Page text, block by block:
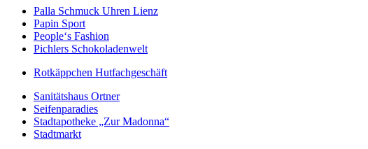
Palla Schmuck Uhren Lienz
Papin Sport
People‘s Fashion
Pichlers Schokoladenwelt
Rotkäppchen Hutfachgeschäft
Sanitätshaus Ortner
Seifenparadies
Stadtapotheke „Zur Madonna“
Stadtmarkt